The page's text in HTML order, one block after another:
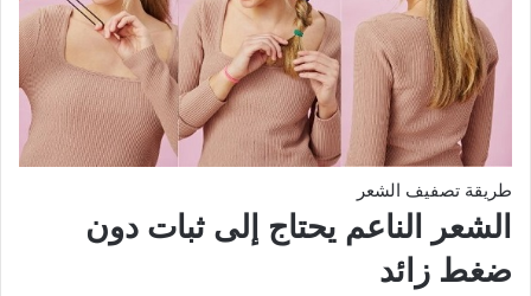
طريقة تصفيف الشعر
الشعر الناعم يحتاج إلى ثبات دون
ضغط زائد